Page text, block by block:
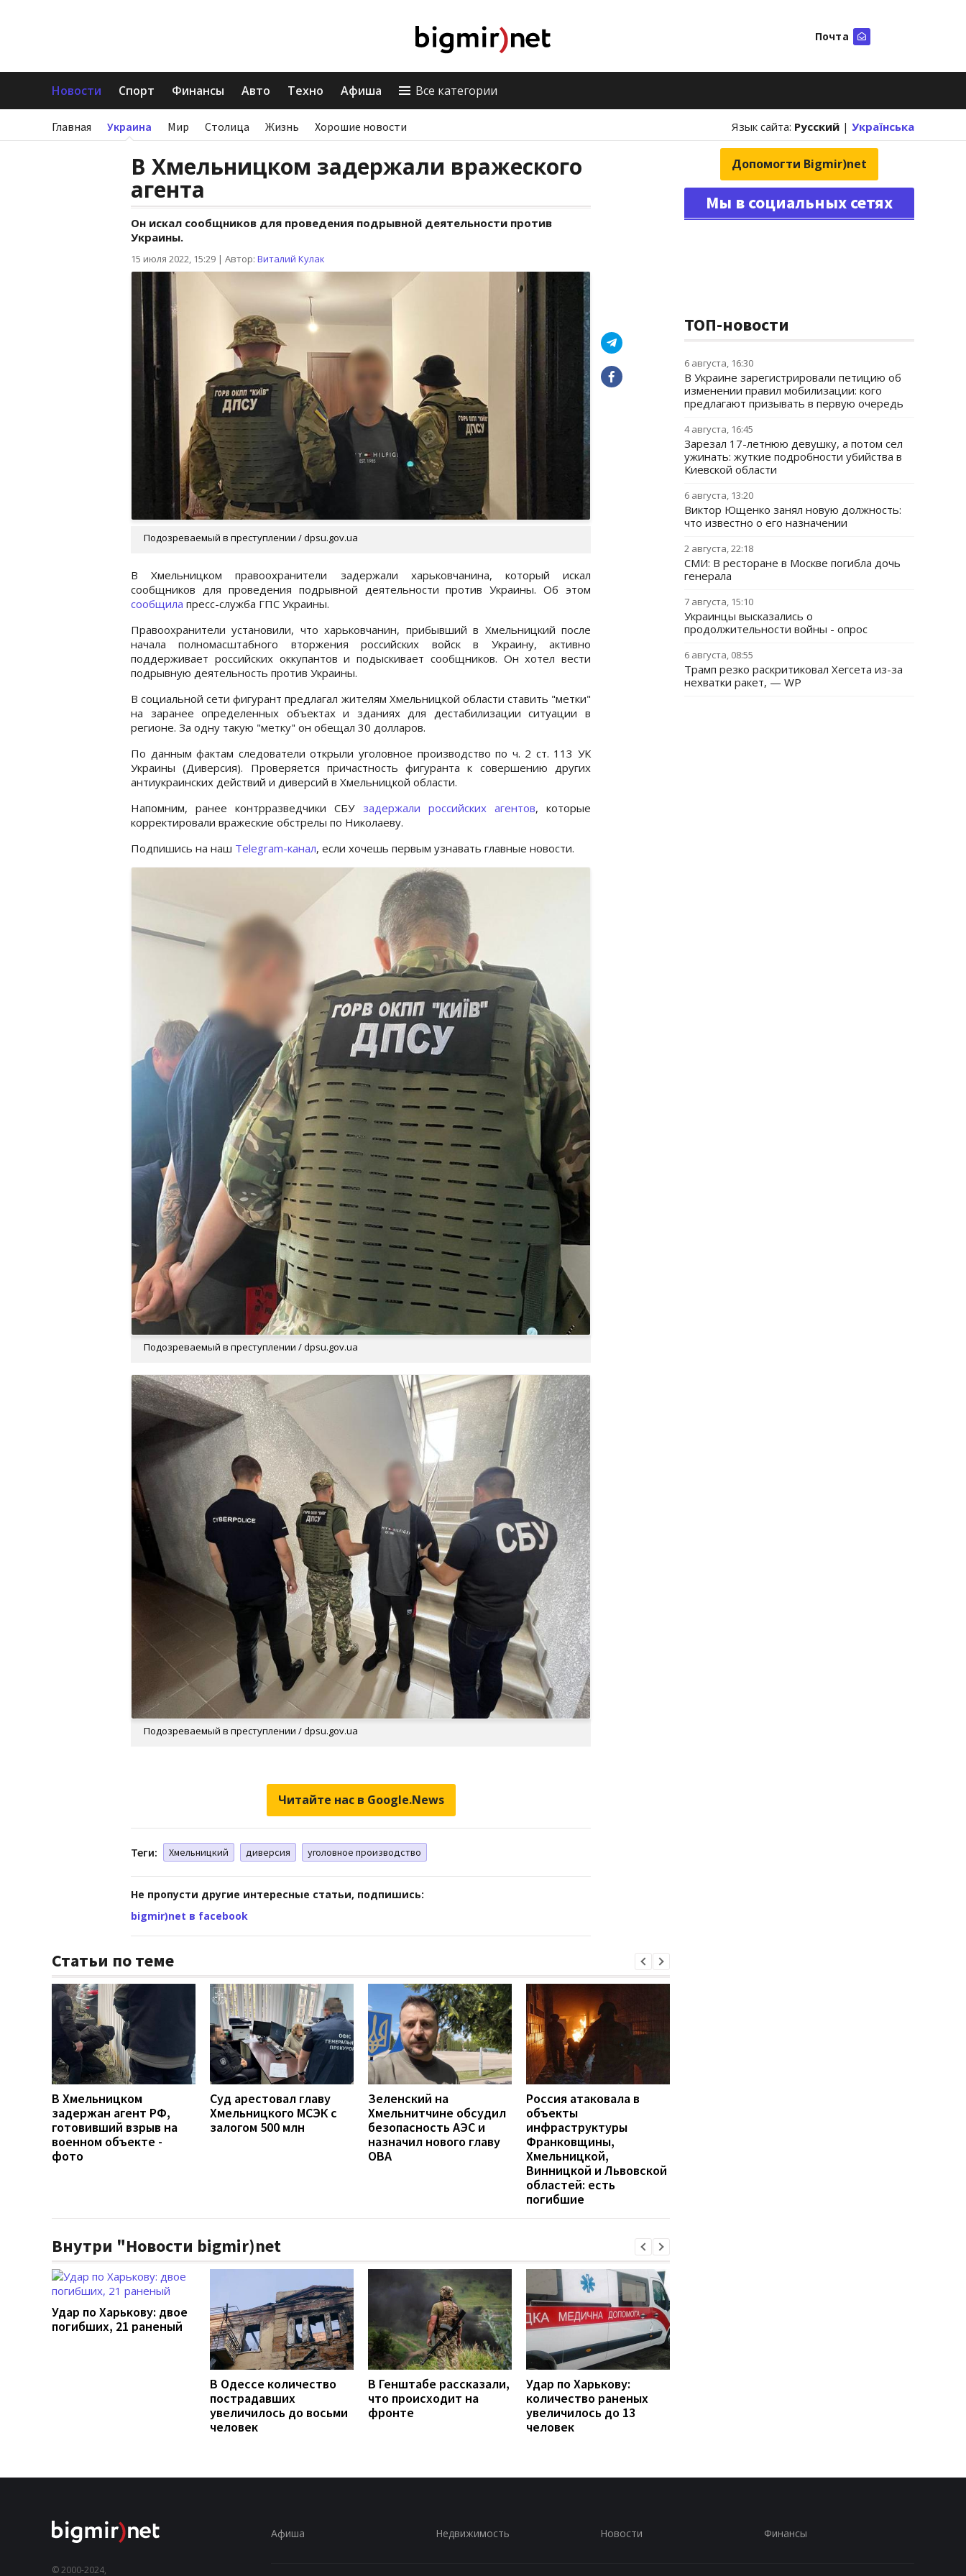
Почта
Новости Спорт Финансы Авто Техно Афиша Все категории
Главная Украина Мир Столица Жизнь Хорошие новости Язык сайта: Русский | Українська
В Хмельницком задержали вражеского
агента
Он искал сообщников для проведения подрывной деятельности против
Украины.
15 июля 2022, 15:29 | Автор: Виталий Кулак
Подозреваемый в преступлении / dpsu.gov.ua
В Хмельницком правоохранители задержали харьковчанина, который искал
сообщников для проведения подрывной деятельности против Украины. Об этом
сообщила пресс-служба ГПС Украины.
Правоохранители установили, что харьковчанин, прибывший в Хмельницкий после
начала полномасштабного вторжения российских войск в Украину, активно
поддерживает российских оккупантов и подыскивает сообщников. Он хотел вести
подрывную деятельность против Украины.
В социальной сети фигурант предлагал жителям Хмельницкой области ставить "метки"
на заранее определенных объектах и зданиях для дестабилизации ситуации в
регионе. За одну такую "метку" он обещал 30 долларов.
По данным фактам следователи открыли уголовное производство по ч. 2 ст. 113 УК
Украины (Диверсия). Проверяется причастность фигуранта к совершению других
антиукраинских действий и диверсий в Хмельницкой области.
Напомним, ранее контрразведчики СБУ задержали российских агентов, которые
корректировали вражеские обстрелы по Николаеву.
Подпишись на наш Telegram-канал, если хочешь первым узнавать главные новости.
Подозреваемый в преступлении / dpsu.gov.ua
Подозреваемый в преступлении / dpsu.gov.ua
Читайте нас в Google.News
Теги: Хмельницкий диверсия уголовное производство
Не пропусти другие интересные статьи, подпишись:
bigmir)net в facebook
Статьи по теме
В Хмельницком
задержан агент РФ,
готовивший взрыв на
военном объекте -
фото
Суд арестовал главу
Хмельницкого МСЭК с
залогом 500 млн
Зеленский на
Хмельнитчине обсудил
безопасность АЭС и
назначил нового главу
ОВА
Россия атаковала в
объекты
инфраструктуры
Франковщины,
Хмельницкой,
Винницкой и Львовской
областей: есть
погибшие
Внутри "Новости bigmir)net
Удар по Харькову: двое
погибших, 21 раненый
В Одессе количество
пострадавших
увеличилось до восьми
человек
В Генштабе рассказали,
что происходит на
фронте
Удар по Харькову:
количество раненых
увеличилось до 13
человек
Допомогти Bigmir)net
Мы в социальных сетях
ТОП-новости
6 августа, 16:30
В Украине зарегистрировали петицию об
изменении правил мобилизации: кого
предлагают призывать в первую очередь
4 августа, 16:45
Зарезал 17-летнюю девушку, а потом сел
ужинать: жуткие подробности убийства в
Киевской области
6 августа, 13:20
Виктор Ющенко занял новую должность:
что известно о его назначении
2 августа, 22:18
СМИ: В ресторане в Москве погибла дочь
генерала
7 августа, 15:10
Украинцы высказались о
продолжительности войны - опрос
6 августа, 08:55
Трамп резко раскритиковал Хегсета из-за
нехватки ракет, — WP
© 2000-2024,
Афиша Недвижимость Новости Финансы